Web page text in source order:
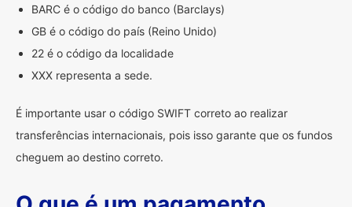
BARC é o código do banco (Barclays)
GB é o código do país (Reino Unido)
22 é o código da localidade
XXX representa a sede.
É importante usar o código SWIFT correto ao realizar
transferências internacionais, pois isso garante que os fundos
cheguem ao destino correto.